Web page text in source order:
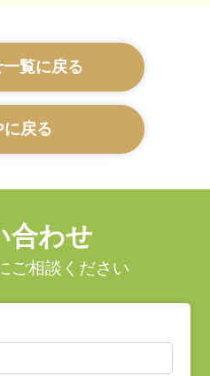
覧に戻る
に戻る
合わせ
ご相談ください